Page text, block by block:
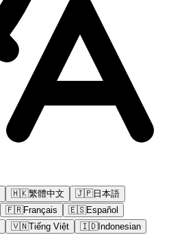
🇭🇰繁體中文 🇯🇵日本語
🇫🇷Français 🇪🇸Español
🇻🇳Tiếng Việt 🇮🇩Indonesian